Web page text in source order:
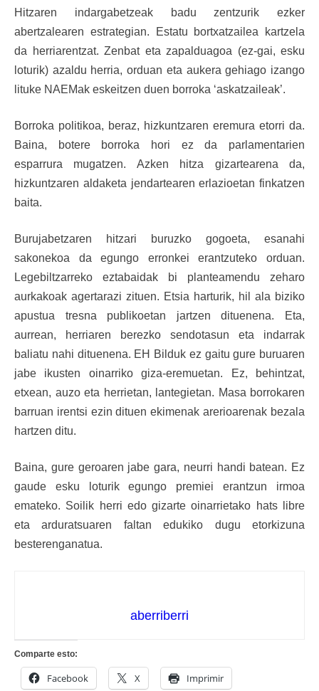
Hitzaren indargabetzeak badu zentzurik ezker
abertzalearen estrategian. Estatu bortxatzailea kartzela
da herriarentzat. Zenbat eta zapalduagoa (ez-gai, esku
loturik) azaldu herria, orduan eta aukera gehiago izango
lituke NAEMak eskeitzen duen borroka ‘askatzaileak’.
Borroka politikoa, beraz, hizkuntzaren eremura etorri da.
Baina, botere borroka hori ez da parlamentarien
esparrura mugatzen. Azken hitza gizartearena da,
hizkuntzaren aldaketa jendartearen erlazioetan finkatzen
baita.
Burujabetzaren hitzari buruzko gogoeta, esanahi
sakonekoa da egungo erronkei erantzuteko orduan.
Legebiltzarreko eztabaidak bi planteamendu zeharo
aurkakoak agertarazi zituen. Etsia harturik, hil ala biziko
apustua tresna publikoetan jartzen dituenena. Eta,
aurrean, herriaren berezko sendotasun eta indarrak
baliatu nahi dituenena. EH Bilduk ez gaitu gure buruaren
jabe ikusten oinarriko giza-eremuetan. Ez, behintzat,
etxean, auzo eta herrietan, lantegietan. Masa borrokaren
barruan irentsi ezin dituen ekimenak arerioarenak bezala
hartzen ditu.
Baina, gure geroaren jabe gara, neurri handi batean. Ez
gaude esku loturik egungo premiei erantzun irmoa
emateko. Soilik herri edo gizarte oinarrietako hats libre
eta arduratsuaren faltan edukiko dugu etorkizuna
besterenganatua.
aberriberri
Comparte esto:
Facebook X Imprimir